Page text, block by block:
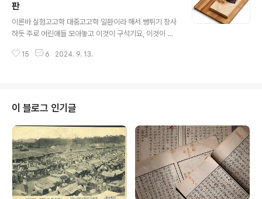
행이란 저런 거구나 하는 맛을 주거니와 나는 이런 모습들
이 그런 삶을 꿈꾸는 사람들한테도 일정한 영향을 준다고
본다. 나 역시 젊은 시절에는 떠날 때 몇 권 쑤셔박아 갔다
가는 짐만 되는 경험 천지였고, 돌아올 때 역시 바리바리 현
지서 구입한 책을 싸서 오니, 그 큰 캐리어가 온통 책이었던
판
이른바 실험고고학 대중고고학 일환이라 해서 뻥튀기 장사
하듯 주로 어린애들 모아놓고 이것이 구석기요, 이것이 흑
고학 현장에서 언제 등장했는지는 모르겠지만 이를 본업
나를 이루며, 그 외 이한용 이영덕까라 지금은 환갑을 목전
에 둔 중고뇐네들이 이것으로써 존재감을 각인하더니만 이
들의 행각에 놀아나 젊은축에서도 이에 미쳐 날뛰는 사람
이 꽤 있다. 이것이 돌깨기 행각이라면 이 凡고고학 행각으
로는 발굴체험이라는 프로그램이 언제부턴가 교보재라는
이름으로 비스무리하게 개발되더니만 여기도 발굴체험 저
기도 ..
15 6 2024. 9. 13.
이 블로그 인기글